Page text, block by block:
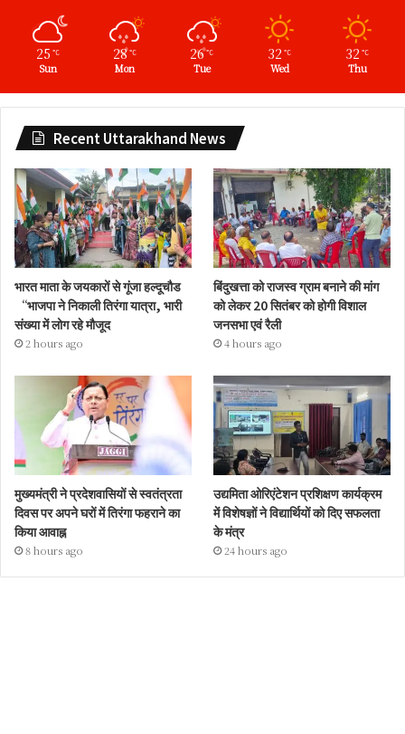
25 ℃
Sun
28 ℃
Mon
26℃
Tue
32 ℃
Wed
32 ℃
Thu
Recent Uttarakhand News
भारत माता के जयकारों से गूंजा हल्दूचौड
“भाजपा ने निकाली तिरंगा यात्रा, भारी
संख्या में लोग रहे मौजूद
2 hours ago
बिंदुखत्ता को राजस्व ग्राम बनाने की मांग
को लेकर 20 सितंबर को होगी विशाल
जनसभा एवं रैली
4 hours ago
मुख्यमंत्री ने प्रदेशवासियों से स्वतंत्रता
दिवस पर अपने घरों में तिरंगा फहराने का
किया आवाह्न
8 hours ago
उद्यमिता ओरिएंटेशन प्रशिक्षण कार्यक्रम
में विशेषज्ञों ने विद्यार्थियों को दिए सफलता
के मंत्र
24 hours ago